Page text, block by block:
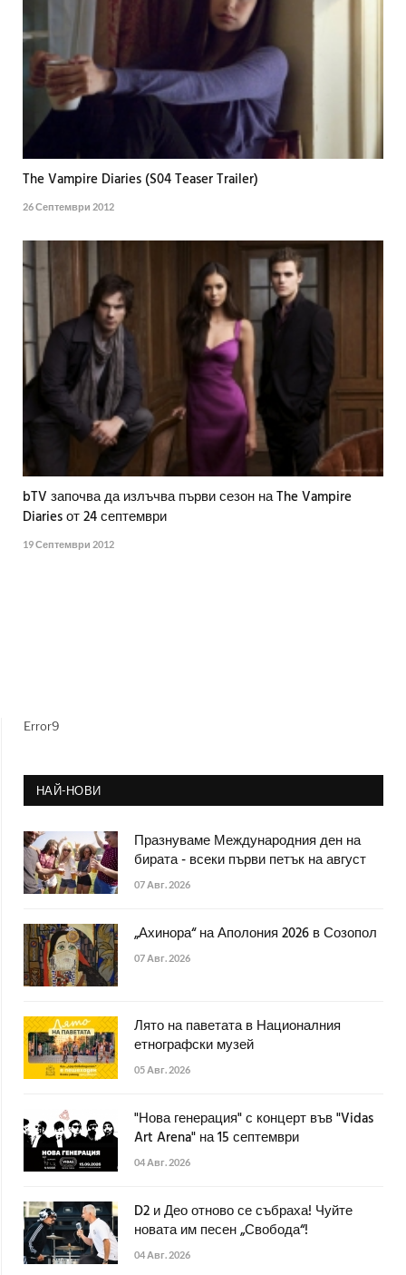
The Vampire Diaries (S04 Teaser Trailer)
26 Септември 2012
bTV започва да излъчва първи сезон на The Vampire
Diaries от 24 септември
19 Септември 2012
Error9
НАЙ-НОВИ
Празнуваме Международния ден на
бирата - всеки първи петък на август
07 Авг. 2026
„Ахинора“ на Аполония 2026 в Созопол
07 Авг. 2026
Лято на паветата в Националния
етнографски музей
05 Авг. 2026
"Нова генерация" с концерт във "Vidas
Art Arena" на 15 септември
04 Авг. 2026
D2 и Део отново се събраха! Чуйте
новата им песен „Свобода“!
04 Авг. 2026